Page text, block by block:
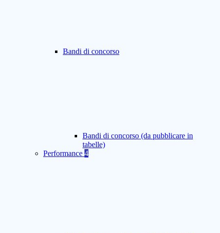
Bandi di concorso
Bandi di concorso (da pubblicare in
tabelle)
Performance 4